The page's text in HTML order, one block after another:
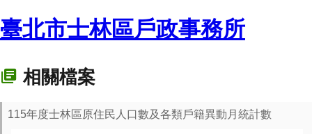
臺北市士林區戶政事務所
相關檔案
115年度士林區原住民人口數及各類戶籍異動月統計數